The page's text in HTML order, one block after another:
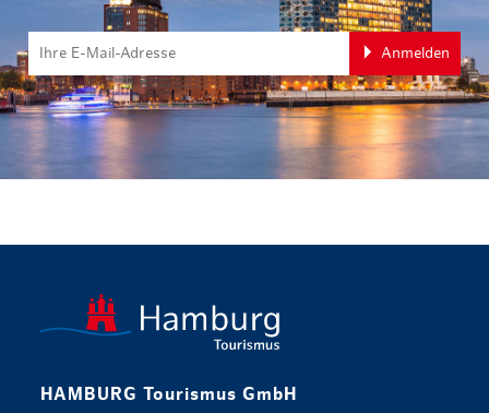
Anmelden
HAMBURG Tourismus GmbH